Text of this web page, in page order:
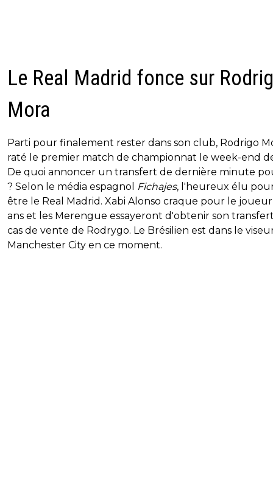
Le Real Madrid fonce sur
Mora
Parti pour finalement rester dans son club, Rodrigo
raté le premier match de championnat le week-end
De quoi annoncer un transfert de dernière minute
? Selon le média espagnol
Fichajes, l'heureux élu
être le Real Madrid. Xabi Alonso craque pour le joueur
ans et les Merengue essayeront d'obtenir son
cas de vente de Rodrygo. Le Brésilien est dans le
Manchester City en ce moment.